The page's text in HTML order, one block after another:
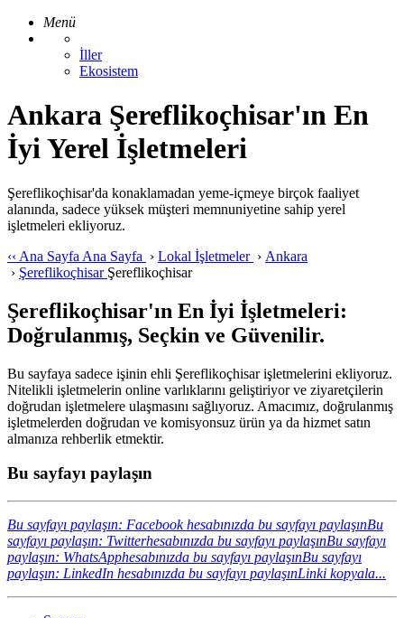
Menü
İller
Ekosistem
Ankara Şereflikoçhisar'ın En
İyi Yerel İşletmeleri
Şereflikoçhisar'da konaklamadan yeme-içmeye birçok faaliyet
alanında, sadece yüksek müşteri memnuniyetine sahip yerel
işletmeleri ekliyoruz.
‹‹ Ana Sayfa Ana Sayfa › Lokal İşletmeler › Ankara
› Şereflikoçhisar Şereflikoçhisar
Şereflikoçhisar'ın En İyi İşletmeleri:
Doğrulanmış, Seçkin ve Güvenilir.
Bu sayfaya sadece işinin ehli Şereflikoçhisar işletmelerini ekliyoruz.
Nitelikli işletmelerin online varlıklarını geliştiriyor ve ziyaretçilerin
doğrudan işletmelere ulaşmasını sağlıyoruz. Amacımız, doğrulanmış
işletmelerden doğrudan ve komisyonsuz ürün ya da hizmet satın
almanıza rehberlik etmektir.
Bu sayfayı paylaşın
Bu sayfayı paylaşın: Facebook hesabınızda bu sayfayı paylaşınBu
sayfayı paylaşın: Twitterhesabınızda bu sayfayı paylaşınBu sayfayı
paylaşın: WhatsApphesabınızda bu sayfayı paylaşınBu sayfayı
paylaşın: LinkedIn hesabınızda bu sayfayı paylaşınLinki kopyala...